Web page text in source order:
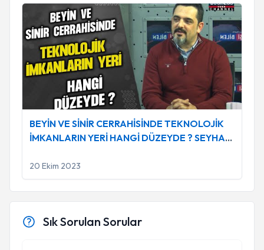
BEYİN VE SİNİR CERRAHİSİNDE TEKNOLOJİK
BEYİN VE SİNİR CERRAHİSİNDE TEKNOLOJİK
İMKANLARIN YERİ HANGİ DÜZEYDE ? SEYHAN
20 Ekim 2023
Sık Sorulan Sorular